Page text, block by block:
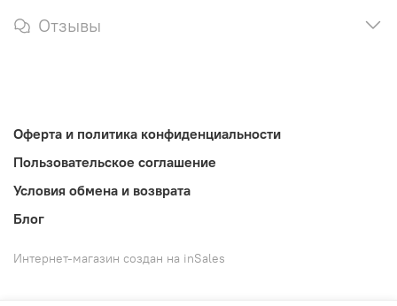
Отзывы
Оферта и политика конфиденциальности
Пользовательское соглашение
Условия обмена и возврата
Блог
Интернет-магазин создан на inSales